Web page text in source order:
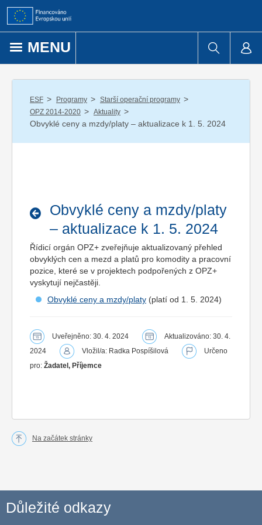
Přejít k obsahu
MENU
ESF / Programy / Starší operační programy /
OPZ 2014-2020 / Aktuality /
Obvyklé ceny a mzdy/platy – aktualizace k 1. 5. 2024
Obvyklé ceny a mzdy/platy
– aktualizace k 1. 5. 2024
Řídicí orgán OPZ+ zveřejňuje aktualizovaný přehled
obvyklých cen a mezd a platů pro komodity a pracovní
pozice, které se v projektech podpořených z OPZ+
vyskytují nejčastěji.
Obvyklé ceny a mzdy/platy (platí od 1. 5. 2024)
Uveřejněno: 30. 4. 2024
Aktualizováno: 30. 4.
2024
Vložil/a: Radka Pospíšilová
Určeno
pro: Žadatel, Příjemce
Na začátek stránky
Důležité odkazy